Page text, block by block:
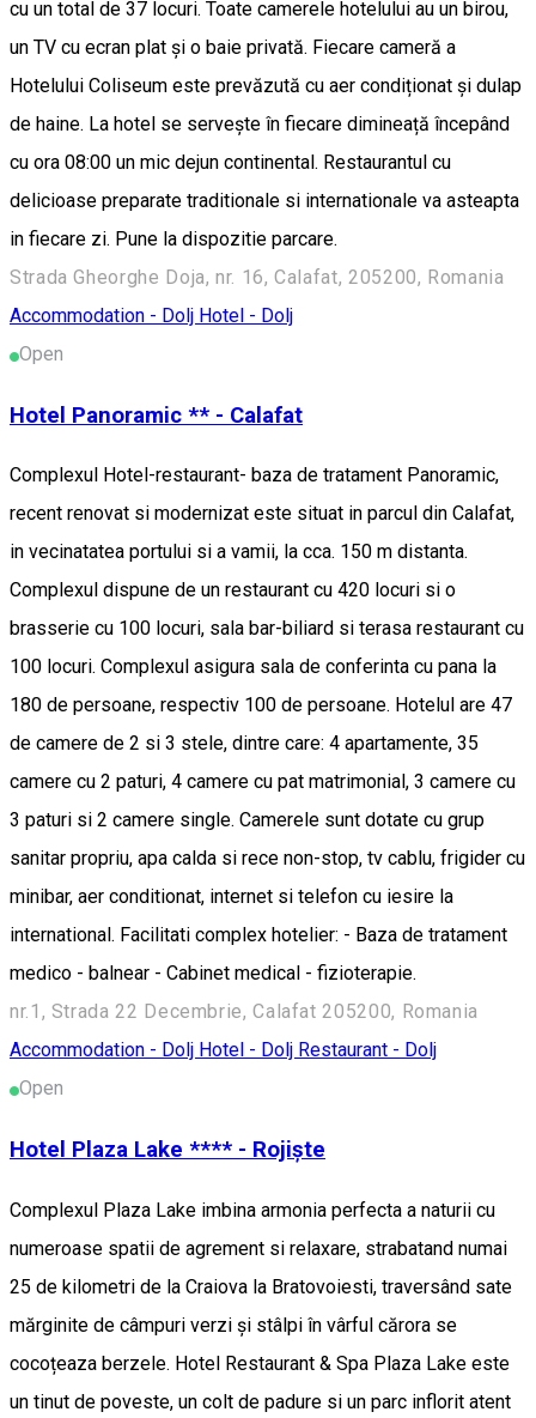
cu un total de 37 locuri. Toate camerele hotelului au un birou,
un TV cu ecran plat și o baie privată. Fiecare cameră a
Hotelului Coliseum este prevăzută cu aer condiționat și dulap
de haine. La hotel se servește în fiecare dimineață începând
cu ora 08:00 un mic dejun continental. Restaurantul cu
delicioase preparate traditionale si internationale va asteapta
in fiecare zi. Pune la dispozitie parcare.
Strada Gheorghe Doja, nr. 16, Calafat, 205200, Romania
Accommodation - Dolj Hotel - Dolj
Open
Hotel Panoramic ** - Calafat
Complexul Hotel-restaurant- baza de tratament Panoramic,
recent renovat si modernizat este situat in parcul din Calafat,
in vecinatatea portului si a vamii, la cca. 150 m distanta.
Complexul dispune de un restaurant cu 420 locuri si o
brasserie cu 100 locuri, sala bar-biliard si terasa restaurant cu
100 locuri. Complexul asigura sala de conferinta cu pana la
180 de persoane, respectiv 100 de persoane. Hotelul are 47
de camere de 2 si 3 stele, dintre care: 4 apartamente, 35
camere cu 2 paturi, 4 camere cu pat matrimonial, 3 camere cu
3 paturi si 2 camere single. Camerele sunt dotate cu grup
sanitar propriu, apa calda si rece non-stop, tv cablu, frigider cu
minibar, aer conditionat, internet si telefon cu iesire la
international. Facilitati complex hotelier: - Baza de tratament
medico - balnear - Cabinet medical - fizioterapie.
nr.1, Strada 22 Decembrie, Calafat 205200, Romania
Accommodation - Dolj Hotel - Dolj Restaurant - Dolj
Open
Hotel Plaza Lake **** - Rojiște
Complexul Plaza Lake imbina armonia perfecta a naturii cu
numeroase spatii de agrement si relaxare, strabatand numai
25 de kilometri de la Craiova la Bratovoiesti, traversând sate
mărginite de câmpuri verzi și stâlpi în vârful cărora se
cocoțeaza berzele. Hotel Restaurant & Spa Plaza Lake este
un tinut de poveste, un colt de padure si un parc inflorit atent